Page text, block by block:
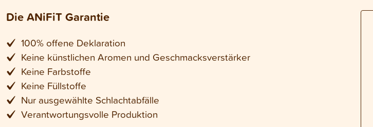
Die ANiFiT Garantie
100% offene Deklaration
Keine künstlichen Aromen und Geschmacksverstärker
Keine Farbstoffe
Keine Füllstoffe
Nur ausgewählte Schlachtabfälle
Verantwortungsvolle Produktion